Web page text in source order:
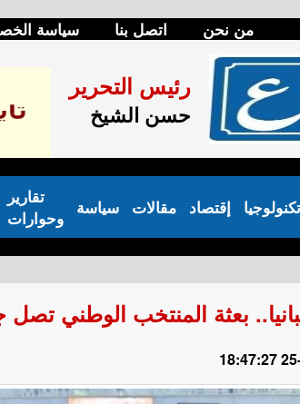
من نحن اتصل بنا سياسة
رئيس التحرير
حسن الشيخ
تقارير
وحوارات
سياسة مقالات إقتصاد تكنولوجيا
بعثة المنتخب الوطني تصل